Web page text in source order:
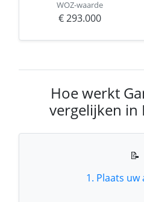
WOZ-waarde
€ 293.000
Hoe werkt
vergelijken in
📝
1. Plaats uw